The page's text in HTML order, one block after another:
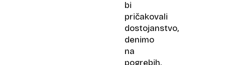
bi
pričakovali
dostojanstvo,
denimo
na
pogrebih,